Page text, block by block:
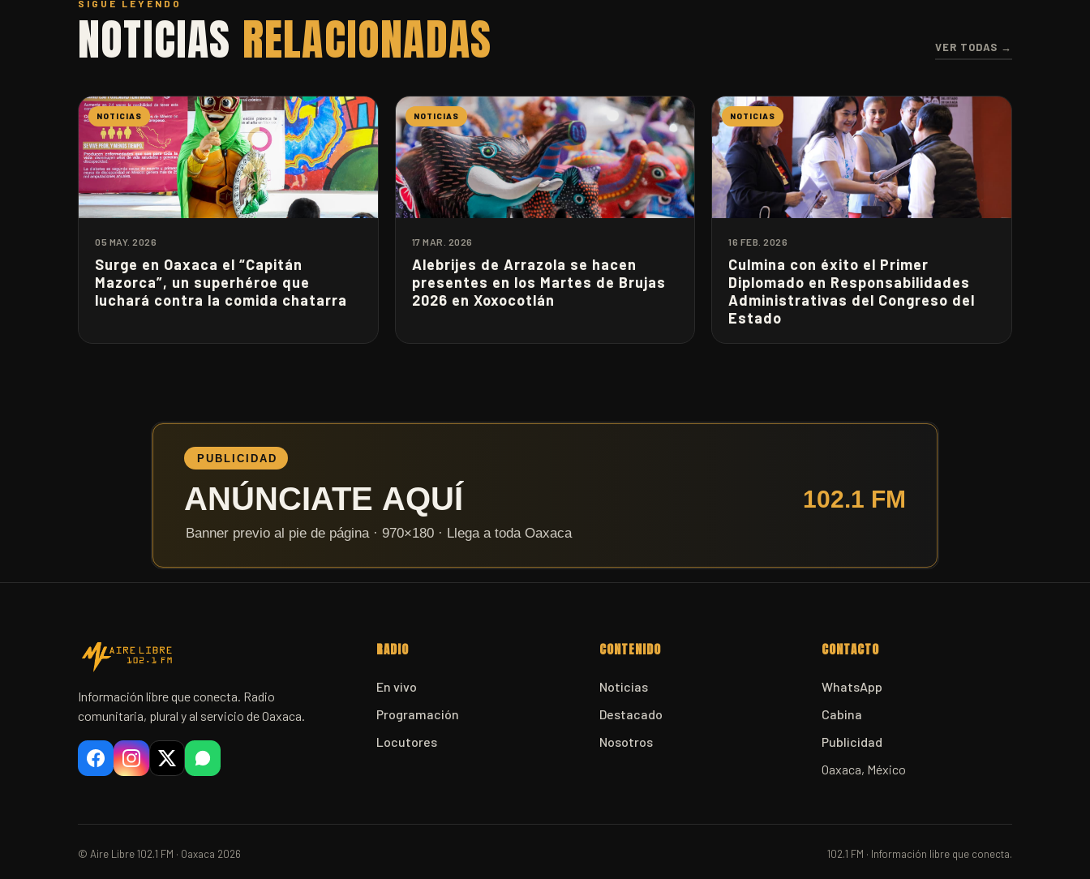
SIGUE LEYENDO
NOTICIAS RELACIONADAS VER TODAS →
NOTICIAS
05 MAY. 2026
Surge en Oaxaca el “Capitán
Mazorca”, un superhéroe que
luchará contra la comida chatarra
NOTICIAS
17 MAR. 2026
Alebrijes de Arrazola se hacen
presentes en los Martes de Brujas
2026 en Xoxocotlán
NOTICIAS
16 FEB. 2026
Culmina con éxito el Primer
Diplomado en Responsabilidades
Administrativas del Congreso del
Estado
Información libre que conecta. Radio
comunitaria, plural y al servicio de Oaxaca.
RADIO
En vivo
Programación
Locutores
CONTENIDO
Noticias
Destacado
Nosotros
CONTACTO
WhatsApp
Cabina
Publicidad
Oaxaca, México
© Aire Libre 102.1 FM · Oaxaca 2026 102.1 FM · Información libre que conecta.